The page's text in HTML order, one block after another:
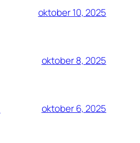
oktober 10, 2025
oktober 8, 2025
oktober 6, 2025